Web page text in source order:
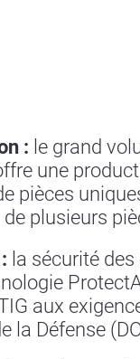
: le grand
une
pièces
plusieurs
la sécurité
aux
la Défense